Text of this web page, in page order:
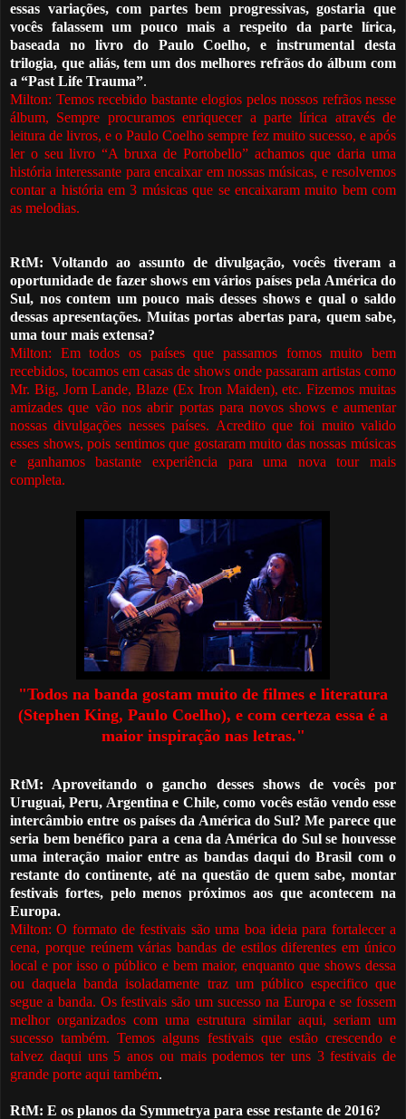
essas variações, com partes bem progressivas, gostaria que
vocês falassem um pouco mais a respeito da parte lírica,
baseada no livro do Paulo Coelho, e instrumental desta
trilogia, que aliás, tem um dos melhores refrãos do álbum com
a “Past Life Trauma”.
Milton: Temos recebido bastante elogios pelos nossos refrãos nesse
álbum, Sempre procuramos enriquecer a parte lírica através de
leitura de livros, e o Paulo Coelho sempre fez muito sucesso, e após
ler o seu livro “A bruxa de Portobello” achamos que daria uma
história interessante para encaixar em nossas músicas, e resolvemos
contar a história em 3 músicas que se encaixaram muito bem com
as melodias.
RtM: Voltando ao assunto de divulgação, vocês tiveram a
oportunidade de fazer shows em vários países pela América do
Sul, nos contem um pouco mais desses shows e qual o saldo
dessas apresentações. Muitas portas abertas para, quem sabe,
uma tour mais extensa?
Milton: Em todos os países que passamos fomos muito bem
recebidos, tocamos em casas de shows onde passaram artistas como
Mr. Big, Jorn Lande, Blaze (Ex Iron Maiden), etc. Fizemos muitas
amizades que vão nos abrir portas para novos shows e aumentar
nossas divulgações nesses países. Acredito que foi muito valido
esses shows, pois sentimos que gostaram muito das nossas músicas
e ganhamos bastante experiência para uma nova tour mais
completa.
"Todos na banda gostam muito de filmes e literatura
(Stephen King, Paulo Coelho), e com certeza essa é a
maior inspiração nas letras."
RtM: Aproveitando o gancho desses shows de vocês por
Uruguai, Peru, Argentina e Chile, como vocês estão vendo esse
intercâmbio entre os países da América do Sul? Me parece que
seria bem benéfico para a cena da América do Sul se houvesse
uma interação maior entre as bandas daqui do Brasil com o
restante do continente, até na questão de quem sabe, montar
festivais fortes, pelo menos próximos aos que acontecem na
Europa.
Milton: O formato de festivais são uma boa ideia para fortalecer a
cena, porque reúnem várias bandas de estilos diferentes em único
local e por isso o público e bem maior, enquanto que shows dessa
ou daquela banda isoladamente traz um público especifico que
segue a banda. Os festivais são um sucesso na Europa e se fossem
melhor organizados com uma estrutura similar aqui, seriam um
sucesso também. Temos alguns festivais que estão crescendo e
talvez daqui uns 5 anos ou mais podemos ter uns 3 festivais de
grande porte aqui também.
RtM: E os planos da Symmetrya para esse restante de 2016?